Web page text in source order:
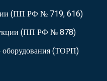
(ПП РФ № 719, 616)
(ПП РФ № 878)
оборудования (ТОРП)